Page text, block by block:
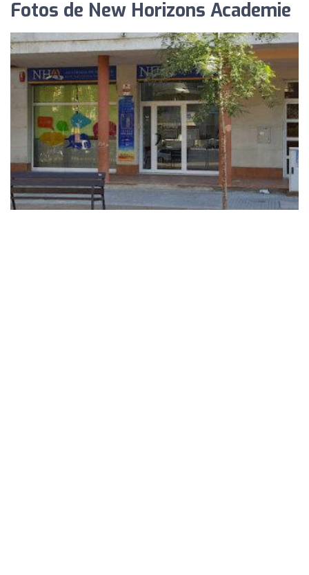
Fotos de New Horizons Academie